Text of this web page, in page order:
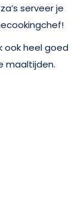
serveer je
ook heel goed
maaltijden.